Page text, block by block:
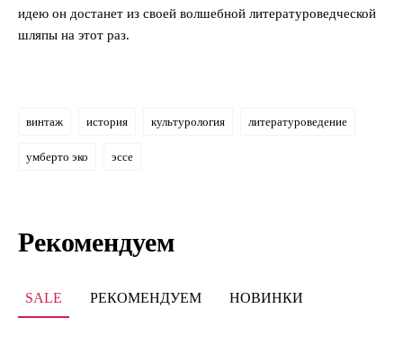
идею он достанет из своей волшебной литературоведческой
шляпы на этот раз.
винтаж история культурология литературоведение
умберто эко эссе
Рекомендуем
SALE РЕКОМЕНДУЕМ НОВИНКИ